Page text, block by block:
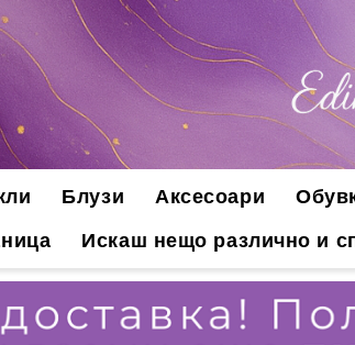
Блузи Аксесоари
Искаш нещо различно и